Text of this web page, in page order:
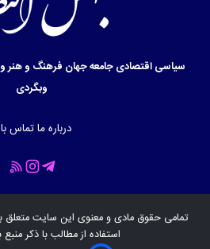
سیاسیاقتصادیجامعهجهان فرهنگ و هنر
وبگردی
درباره ماتماس
تمامی حقوق مادی و معنوی این سایت متعلق
استفاده از مطالب با ذکر